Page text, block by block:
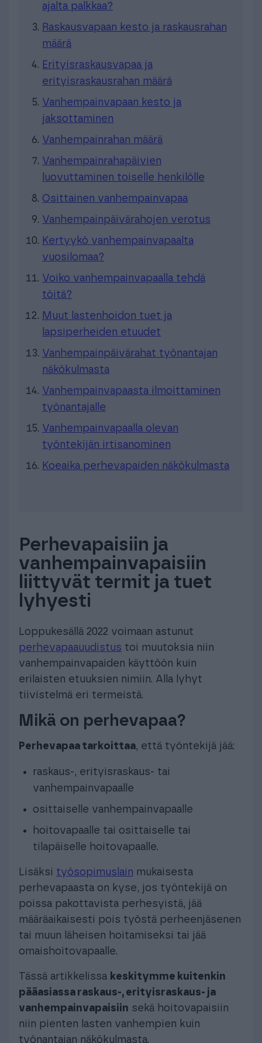
ajalta palkkaa?
Raskausvapaan kesto ja raskausrahan
määrä
Erityisraskausvapaa ja
erityisraskausrahan määrä
Vanhempainvapaan kesto ja
jaksottaminen
Vanhempainrahan määrä
Vanhempainrahapäivien
luovuttaminen toiselle henkilölle
Osittainen vanhempainvapaa
Vanhempainpäivärahojen verotus
Kertyykö vanhempainvapaalta
vuosilomaa?
Voiko vanhempainvapaalla tehdä
töitä?
Muut lastenhoidon tuet ja
lapsiperheiden etuudet
Vanhempainpäivärahat työnantajan
näkökulmasta
Vanhempainvapaasta ilmoittaminen
työnantajalle
Vanhempainvapaalla olevan
työntekijän irtisanominen
Koeaika perhevapaiden näkökulmasta
Perhevapaisiin ja
vanhempainvapaisiin
liittyvät termit ja tuet
lyhyesti
Loppukesällä 2022 voimaan astunut
perhevapaauudistus toi muutoksia niin
vanhempainvapaiden käyttöön kuin
erilaisten etuuksien nimiin. Alla lyhyt
tiivistelmä eri termeistä.
Mikä on perhevapaa?
Perhevapaa tarkoittaa, että työntekijä jää:
raskaus-, erityisraskaus- tai
vanhempainvapaalle
osittaiselle vanhempainvapaalle
hoitovapaalle tai osittaiselle tai
tilapäiselle hoitovapaalle.
Lisäksi työsopimuslain mukaisesta
perhevapaasta on kyse, jos työntekijä on
poissa pakottavista perhesyistä, jää
määräaikaisesti pois työstä perheenjäsenen
tai muun läheisen hoitamiseksi tai jää
omaishoitovapaalle.
Tässä artikkelissa keskitymme kuitenkin
pääasiassa raskaus-, erityisraskaus- ja
vanhempainvapaisiin sekä hoitovapaisiin
niin pienten lasten vanhempien kuin
työnantajan näkökulmasta.